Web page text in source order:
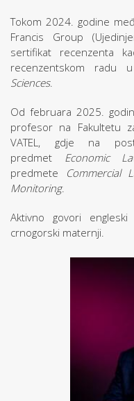
Tokom 2024. godine
Francis Group
sertifikat recenzenta
recenzentskom radu
Sciences.
Od februara 2025.
profesor na Fakultetu
VATEL, gdje na
predmet Economic
predmete
Commercial
Monitoring.
Aktivno govori
crnogorski maternji.